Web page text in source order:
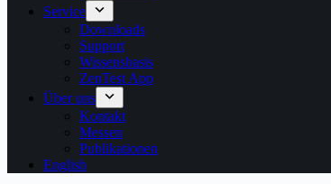
Service
Downloads
Support
Wissensbasis
ZenTest App
Über uns
Kontakt
Messen
Publikationen
English